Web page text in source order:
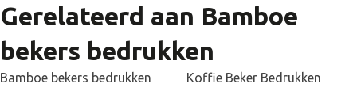
Gerelateerd aan Bamboe
bekers bedrukken
Bamboe bekers bedrukken Koffie Beker Bedrukken